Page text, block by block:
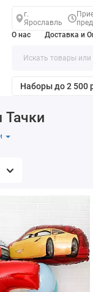
г.
Ярославль
О нас
Доставка и
Наборы до 2 500